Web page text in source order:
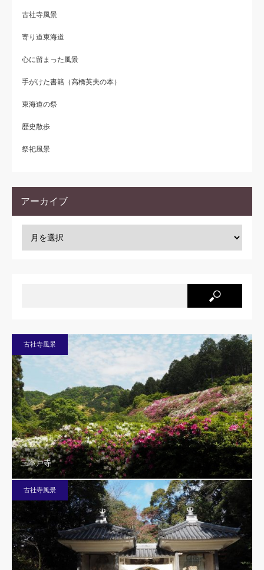
古社寺風景
寄り道東海道
心に留まった風景
手がけた書籍（高橋英夫の本）
東海道の祭
歴史散歩
祭祀風景
アーカイブ
古社寺風景
三室戸寺
古社寺風景